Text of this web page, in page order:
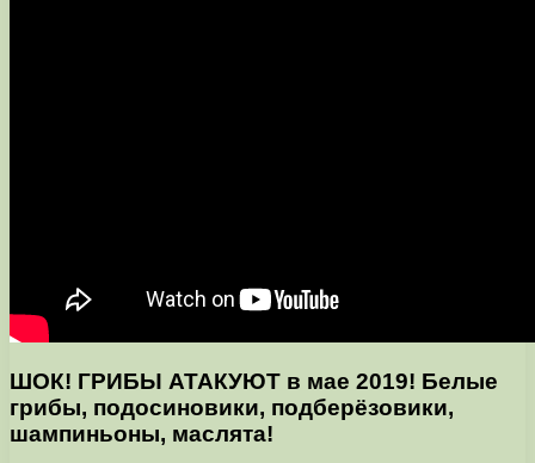
ШОК! ГРИБЫ АТАКУЮТ в мае 2019! Белые
грибы, подосиновики, подберёзовики,
шампиньоны, маслята!